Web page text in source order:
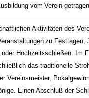
vom Verein getragen.
Aktivitäten des
zu Festtagen,
oder Hochzeitsschießen. Im
das traditionelle
Vereinsmeister,
Einen Abschluß der